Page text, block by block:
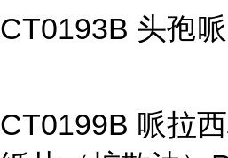
CT0193B 头孢
CT0199B 哌拉